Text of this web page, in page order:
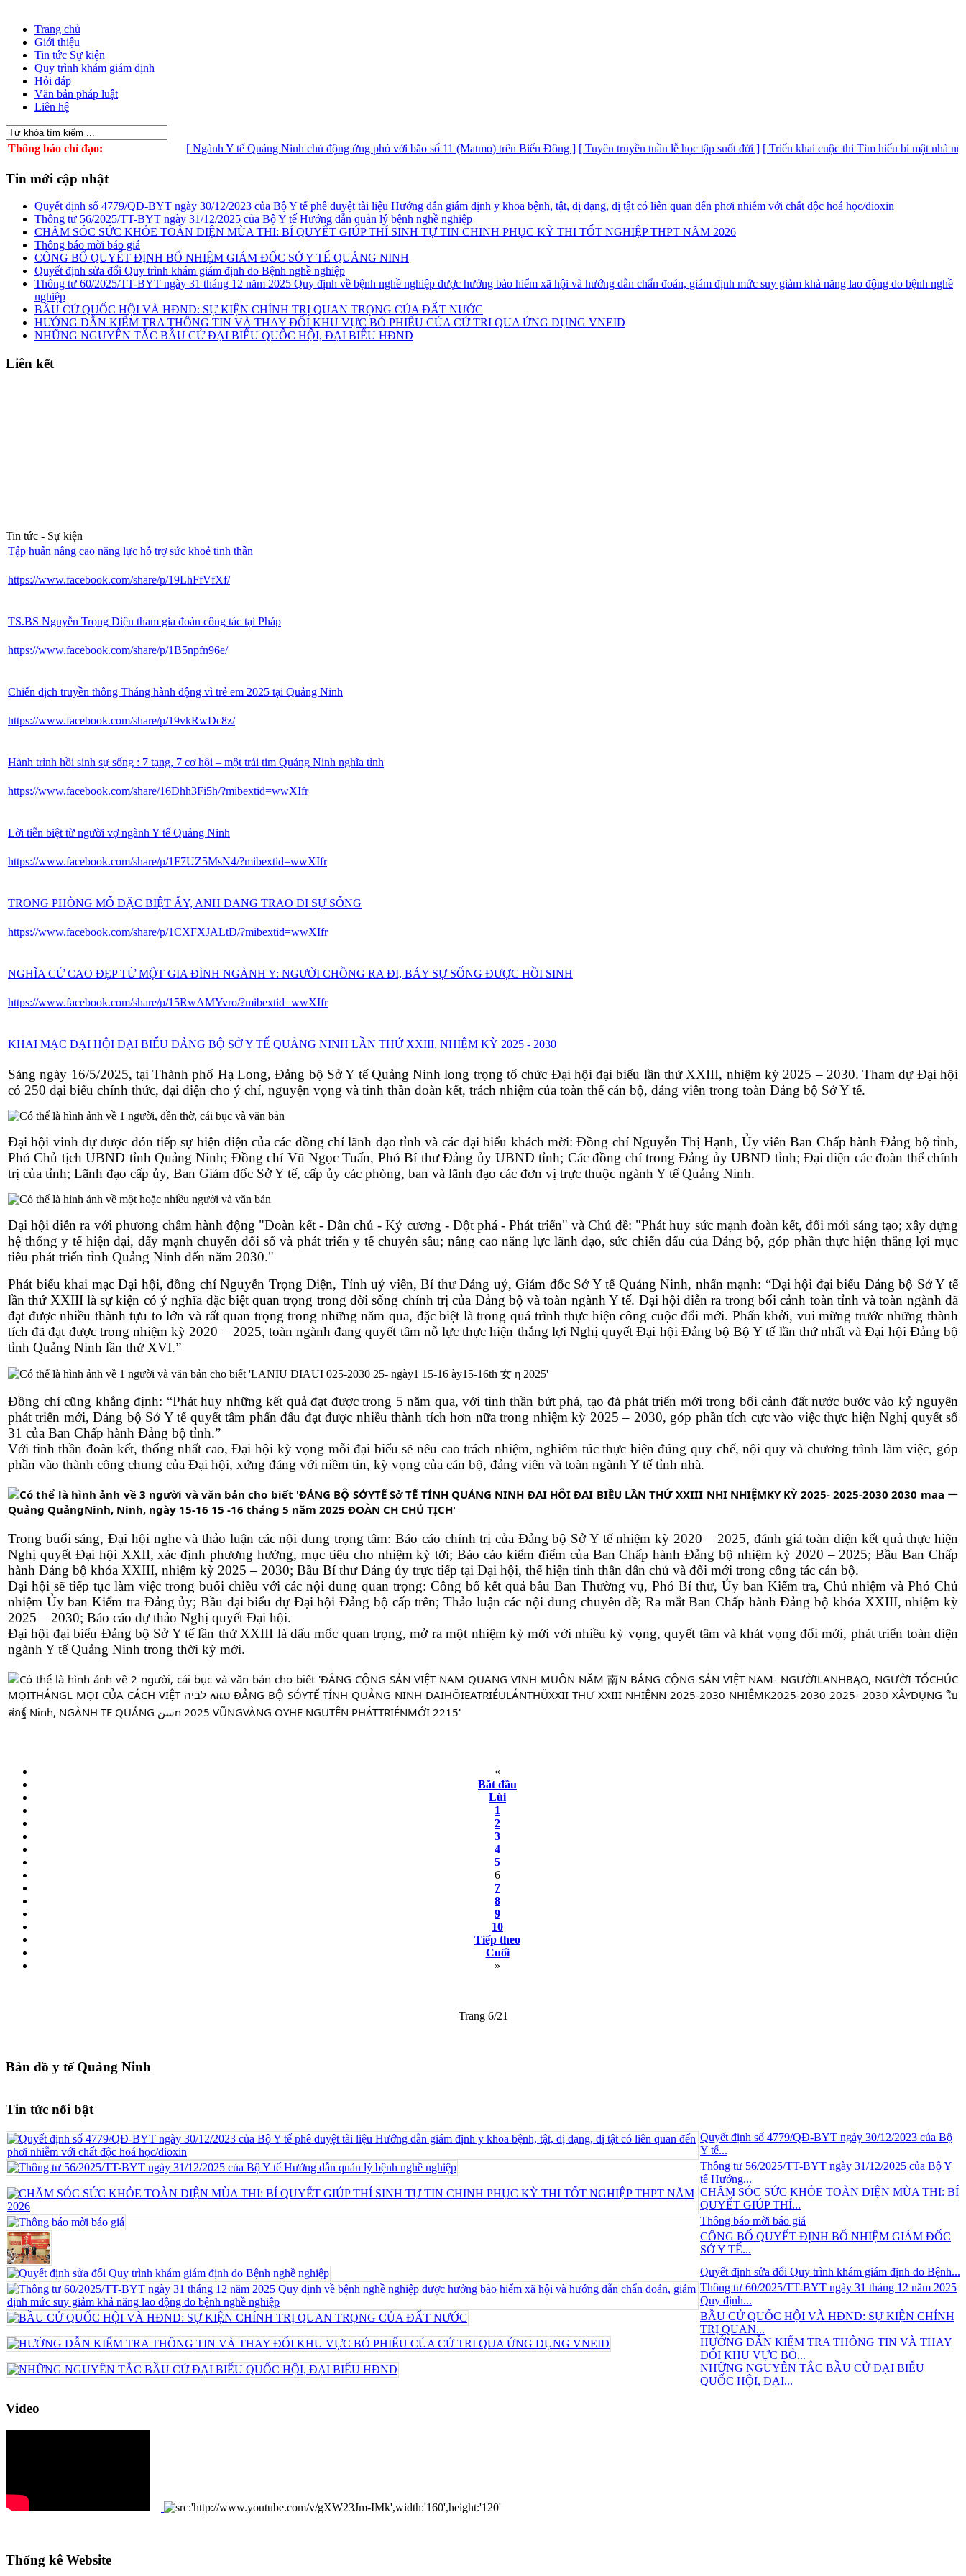
Trang chủ
Giới thiệu
Tin tức Sự kiện
Quy trình khám giám định
Hỏi đáp
Văn bản pháp luật
Liên hệ
Thông báo chỉ đạo: [ Ngành Y tế Quảng Ninh chủ động ứng phó với bão số 11 (Matmo) trên Biển Đông ] [ Tuyên truyền tuần lễ học tập suốt đời ] [ Triển khai cuộc thi Tìm hiểu bí mật nhà nước ] [
Tin mới cập nhật
Quyết định số 4779/QĐ-BYT ngày 30/12/2023 của Bộ Y tế phê duyệt tài liệu Hướng dẫn giám định y khoa bệnh, tật, dị dạng, dị tật có liên quan đến phơi nhiễm với chất độc hoá học/dioxin
Thông tư 56/2025/TT-BYT ngày 31/12/2025 của Bộ Y tế Hướng dẫn quản lý bệnh nghề nghiệp
CHĂM SÓC SỨC KHỎE TOÀN DIỆN MÙA THI: BÍ QUYẾT GIÚP THÍ SINH TỰ TIN CHINH PHỤC KỲ THI TỐT NGHIỆP THPT NĂM 2026
Thông báo mời báo giá
CÔNG BỐ QUYẾT ĐỊNH BỔ NHIỆM GIÁM ĐỐC SỞ Y TẾ QUẢNG NINH
Quyết định sửa đổi Quy trình khám giám định do Bệnh nghề nghiệp
Thông tư 60/2025/TT-BYT ngày 31 tháng 12 năm 2025 Quy định về bệnh nghề nghiệp được hưởng bảo hiểm xã hội và hướng dẫn chẩn đoán, giám định mức suy giảm khả năng lao động do bệnh nghề
nghiệp
BẦU CỬ QUỐC HỘI VÀ HĐND: SỰ KIỆN CHÍNH TRỊ QUAN TRỌNG CỦA ĐẤT NƯỚC
HƯỚNG DẪN KIỂM TRA THÔNG TIN VÀ THAY ĐỔI KHU VỰC BỎ PHIẾU CỦA CỬ TRI QUA ỨNG DỤNG VNEID
NHỮNG NGUYÊN TẮC BẦU CỬ ĐẠI BIỂU QUỐC HỘI, ĐẠI BIỂU HĐND
Liên kết
Tin tức - Sự kiện
Tập huấn nâng cao năng lực hỗ trợ sức khoẻ tinh thần
https://www.facebook.com/share/p/19LhFfVfXf/
TS.BS Nguyễn Trọng Diện tham gia đoàn công tác tại Pháp
https://www.facebook.com/share/p/1B5npfn96e/
Chiến dịch truyền thông Tháng hành động vì trẻ em 2025 tại Quảng Ninh
https://www.facebook.com/share/p/19vkRwDc8z/
Hành trình hồi sinh sự sống : 7 tạng, 7 cơ hội – một trái tim Quảng Ninh nghĩa tình
https://www.facebook.com/share/16Dhh3Fi5h/?mibextid=wwXIfr
Lời tiễn biệt từ người vợ ngành Y tế Quảng Ninh
https://www.facebook.com/share/p/1F7UZ5MsN4/?mibextid=wwXIfr
TRONG PHÒNG MỔ ĐẶC BIỆT ẤY, ANH ĐANG TRAO ĐI SỰ SỐNG
https://www.facebook.com/share/p/1CXFXJALtD/?mibextid=wwXIfr
NGHĨA CỬ CAO ĐẸP TỪ MỘT GIA ĐÌNH NGÀNH Y: NGƯỜI CHỒNG RA ĐI, BẢY SỰ SỐNG ĐƯỢC HỒI SINH
https://www.facebook.com/share/p/15RwAMYvro/?mibextid=wwXIfr
KHAI MẠC ĐẠI HỘI ĐẠI BIỂU ĐẢNG BỘ SỞ Y TẾ QUẢNG NINH LẦN THỨ XXIII, NHIỆM KỲ 2025 - 2030
Sáng ngày 16/5/2025, tại Thành phố Hạ Long, Đảng bộ Sở Y tế Quảng Ninh long trọng tổ chức Đại hội đại biểu lần thứ XXIII, nhiệm kỳ 2025 – 2030. Tham dự Đại hội
có 250 đại biểu chính thức, đại diện cho ý chí, nguyện vọng và tinh thần đoàn kết, trách nhiệm của toàn thể cán bộ, đảng viên trong toàn Đảng bộ Sở Y tế.
Đại hội vinh dự được đón tiếp sự hiện diện của các đồng chí lãnh đạo tỉnh và các đại biểu khách mời: Đồng chí Nguyễn Thị Hạnh, Ủy viên Ban Chấp hành Đảng bộ tỉnh,
Phó Chủ tịch UBND tỉnh Quảng Ninh; Đồng chí Vũ Ngọc Tuấn, Phó Bí thư Đảng ủy UBND tỉnh; Các đồng chí trong Đảng ủy UBND tỉnh; Đại diện các đoàn thể chính
trị của tỉnh; Lãnh đạo cấp ủy, Ban Giám đốc Sở Y tế, cấp ủy các phòng, ban và lãnh đạo các đơn vị trực thuộc ngành Y tế Quảng Ninh.
Đại hội diễn ra với phương châm hành động "Đoàn kết - Dân chủ - Kỷ cương - Đột phá - Phát triển" và Chủ đề: "Phát huy sức mạnh đoàn kết, đổi mới sáng tạo; xây dựng
hệ thống y tế hiện đại, đẩy mạnh chuyển đổi số và phát triển y tế chuyên sâu; nâng cao năng lực lãnh đạo, sức chiến đấu của Đảng bộ, góp phần thực hiện thắng lợi mục
tiêu phát triển tỉnh Quảng Ninh đến năm 2030."
Phát biểu khai mạc Đại hội, đồng chí Nguyễn Trọng Diện, Tỉnh uỷ viên, Bí thư Đảng uỷ, Giám đốc Sở Y tế Quảng Ninh, nhấn mạnh: “Đại hội đại biểu Đảng bộ Sở Y tế
lần thứ XXIII là sự kiện có ý nghĩa đặc biệt quan trọng trong đời sống chính trị của Đảng bộ và toàn ngành Y tế. Đại hội diễn ra trong bối cảnh toàn tỉnh và toàn ngành đã
đạt được nhiều thành tựu to lớn và rất quan trọng trong những năm qua, đặc biệt là trong quá trình thực hiện công cuộc đổi mới. Phấn khởi, vui mừng trước những thành
tích đã đạt được trong nhiệm kỳ 2020 – 2025, toàn ngành đang quyết tâm nỗ lực thực hiện thắng lợi Nghị quyết Đại hội Đảng bộ Bộ Y tế lần thứ nhất và Đại hội Đảng bộ
tỉnh Quảng Ninh lần thứ XVI.”
Đồng chí cũng khẳng định: “Phát huy những kết quả đạt được trong 5 năm qua, với tinh thần bứt phá, tạo đà phát triển mới trong bối cảnh đất nước bước vào kỷ nguyên
phát triển mới, Đảng bộ Sở Y tế quyết tâm phấn đấu đạt được nhiều thành tích hơn nữa trong nhiệm kỳ 2025 – 2030, góp phần tích cực vào việc thực hiện Nghị quyết số
31 của Ban Chấp hành Đảng bộ tỉnh.”
Với tinh thần đoàn kết, thống nhất cao, Đại hội kỳ vọng mỗi đại biểu sẽ nêu cao trách nhiệm, nghiêm túc thực hiện đúng quy chế, nội quy và chương trình làm việc, góp
phần vào thành công chung của Đại hội, xứng đáng với niềm tin, kỳ vọng của cán bộ, đảng viên và toàn ngành Y tế tỉnh nhà.
Trong buổi sáng, Đại hội nghe và thảo luận các nội dung trọng tâm: Báo cáo chính trị của Đảng bộ Sở Y tế nhiệm kỳ 2020 – 2025, đánh giá toàn diện kết quả thực hiện
Nghị quyết Đại hội XXII, xác định phương hướng, mục tiêu cho nhiệm kỳ tới; Báo cáo kiểm điểm của Ban Chấp hành Đảng bộ nhiệm kỳ 2020 – 2025; Bầu Ban Chấp
hành Đảng bộ khóa XXIII, nhiệm kỳ 2025 – 2030; Bầu Bí thư Đảng ủy trực tiếp tại Đại hội, thể hiện tinh thần dân chủ và đổi mới trong công tác cán bộ.
Đại hội sẽ tiếp tục làm việc trong buổi chiều với các nội dung quan trọng: Công bố kết quả bầu Ban Thường vụ, Phó Bí thư, Ủy ban Kiểm tra, Chủ nhiệm và Phó Chủ
nhiệm Ủy ban Kiểm tra Đảng ủy; Bầu đại biểu dự Đại hội Đảng bộ cấp trên; Thảo luận các nội dung chuyên đề; Ra mắt Ban Chấp hành Đảng bộ khóa XXIII, nhiệm kỳ
2025 – 2030; Báo cáo dự thảo Nghị quyết Đại hội.
Đại hội đại biểu Đảng bộ Sở Y tế lần thứ XXIII là dấu mốc quan trọng, mở ra một nhiệm kỳ mới với nhiều kỳ vọng, quyết tâm và khát vọng đổi mới, phát triển toàn diện
ngành Y tế Quảng Ninh trong thời kỳ mới.
«
Bắt đầu
Lùi
1
2
3
4
5
6
7
8
9
10
Tiếp theo
Cuối
»
Trang 6/21
Bản đồ y tế Quảng Ninh
Tin tức nổi bật
Quyết định số 4779/QĐ-BYT ngày 30/12/2023 của Bộ
Y tế...
Thông tư 56/2025/TT-BYT ngày 31/12/2025 của Bộ Y
tế Hướng...
CHĂM SÓC SỨC KHỎE TOÀN DIỆN MÙA THI: BÍ
QUYẾT GIÚP THÍ...
Thông báo mời báo giá
CÔNG BỐ QUYẾT ĐỊNH BỔ NHIỆM GIÁM ĐỐC
SỞ Y TẾ...
Quyết định sửa đổi Quy trình khám giám định do Bệnh...
Thông tư 60/2025/TT-BYT ngày 31 tháng 12 năm 2025
Quy định...
BẦU CỬ QUỐC HỘI VÀ HĐND: SỰ KIỆN CHÍNH
TRỊ QUAN...
HƯỚNG DẪN KIỂM TRA THÔNG TIN VÀ THAY
ĐỔI KHU VỰC BỎ...
NHỮNG NGUYÊN TẮC BẦU CỬ ĐẠI BIỂU
QUỐC HỘI, ĐẠI...
Video
Thống kê Website